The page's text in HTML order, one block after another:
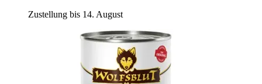
Zustellung bis 14. August